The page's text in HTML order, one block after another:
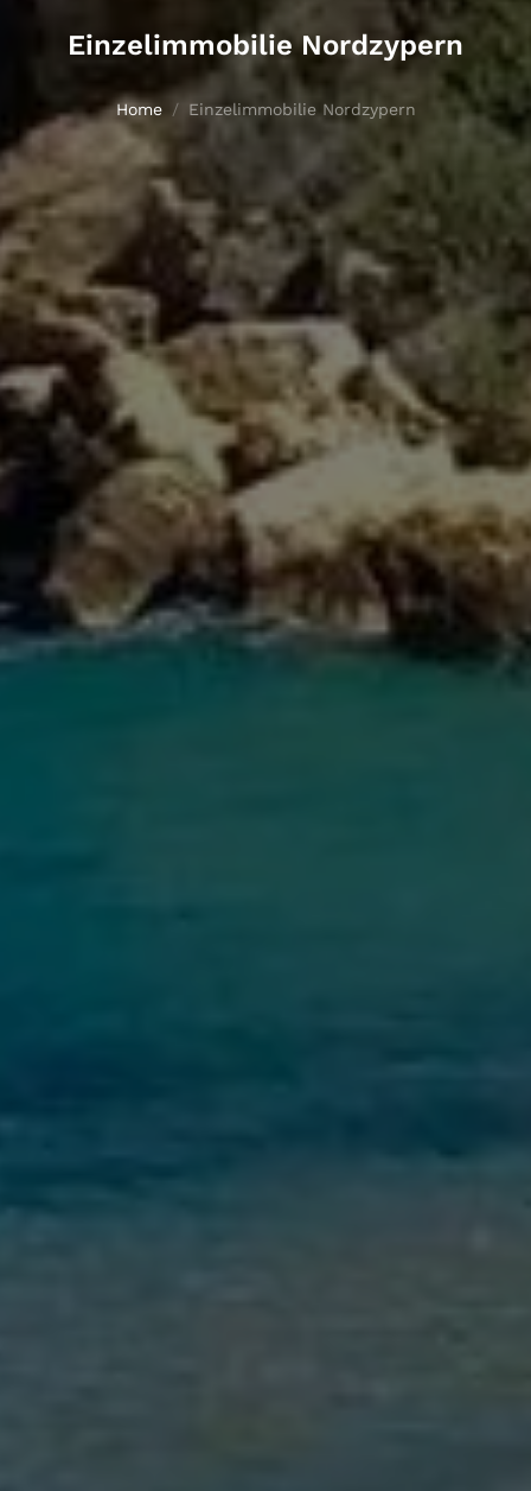
Einzelimmobilie Nordzypern
Home Einzelimmobilie Nordzypern